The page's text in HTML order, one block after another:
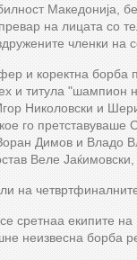
Македонија,
на лицата со
членки на
и коректна борба
и титула "шампион
Николовски и
го претставуваше
Димов и Владо
Веле
на
сретнаа екипите
неизвесна борба